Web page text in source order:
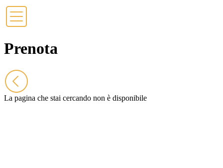
Prenota
La pagina che stai cercando non è disponibile